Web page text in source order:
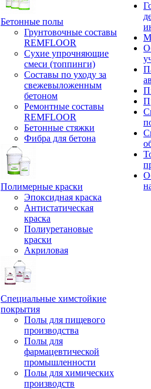
Бетонные полы
Грунтовочные составы
REMFLOOR
Сухие упрочняющие
смеси (топпинги)
Составы по уходу за
свежевыложенным
бетоном
Ремонтные составы
REMFLOOR
Бетонные стяжки
Фибра для бетона
Полимерные краски
Эпоксидная краска
Антистатическая
краска
Полиуретановые
краски
Акриловая
Специальные химстойкие
покрытия
Полы для пищевого
производства
Полы для
фармацевтической
промышленности
Полы для химических
производств